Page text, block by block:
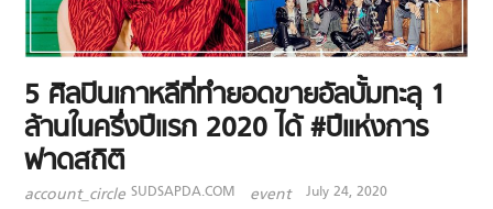
5 ศิลปินเกาหลีที่ทำยอดขายอัลบั้มทะลุ 1
ล้านในครึ่งปีแรก 2020 ได้ #ปีแห่งการ
ฟาดสถิติ
account_circle SUDSAPDA.COM event July 24, 2020